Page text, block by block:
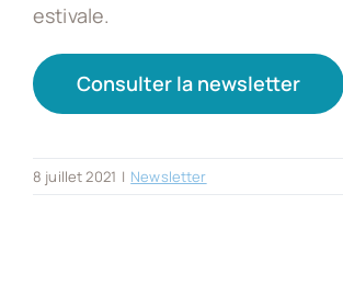
Contact
estivale.
Consulter la newsletter
8 juillet 2021 | Newsletter